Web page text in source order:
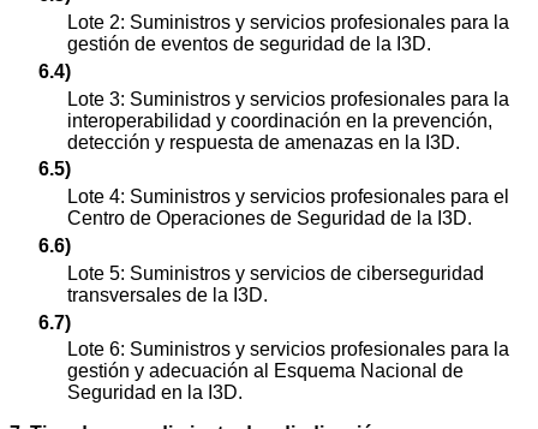
Lote 2: Suministros y servicios profesionales para la
gestión de eventos de seguridad de la I3D.
6.4)
Lote 3: Suministros y servicios profesionales para la
interoperabilidad y coordinación en la prevención,
detección y respuesta de amenazas en la I3D.
6.5)
Lote 4: Suministros y servicios profesionales para el
Centro de Operaciones de Seguridad de la I3D.
6.6)
Lote 5: Suministros y servicios de ciberseguridad
transversales de la I3D.
6.7)
Lote 6: Suministros y servicios profesionales para la
gestión y adecuación al Esquema Nacional de
Seguridad en la I3D.